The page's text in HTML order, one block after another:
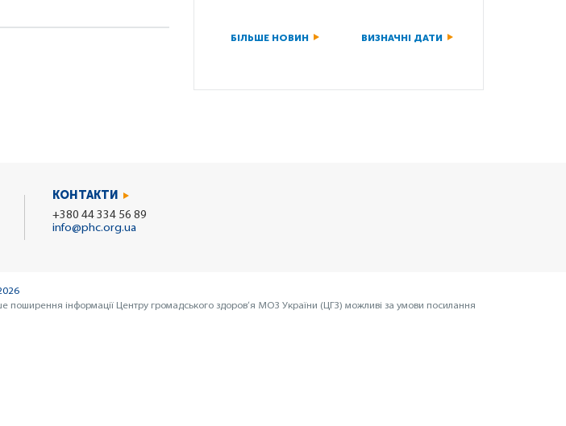
БІЛЬШЕ НОВИН ВИЗНАЧНІ ДАТИ
КОНТАКТИ
+380 44 334 56 89
info@phc.org.ua
поширення інформації Центру громадського здоров’я МОЗ України (ЦГЗ) можливі за умови посилання